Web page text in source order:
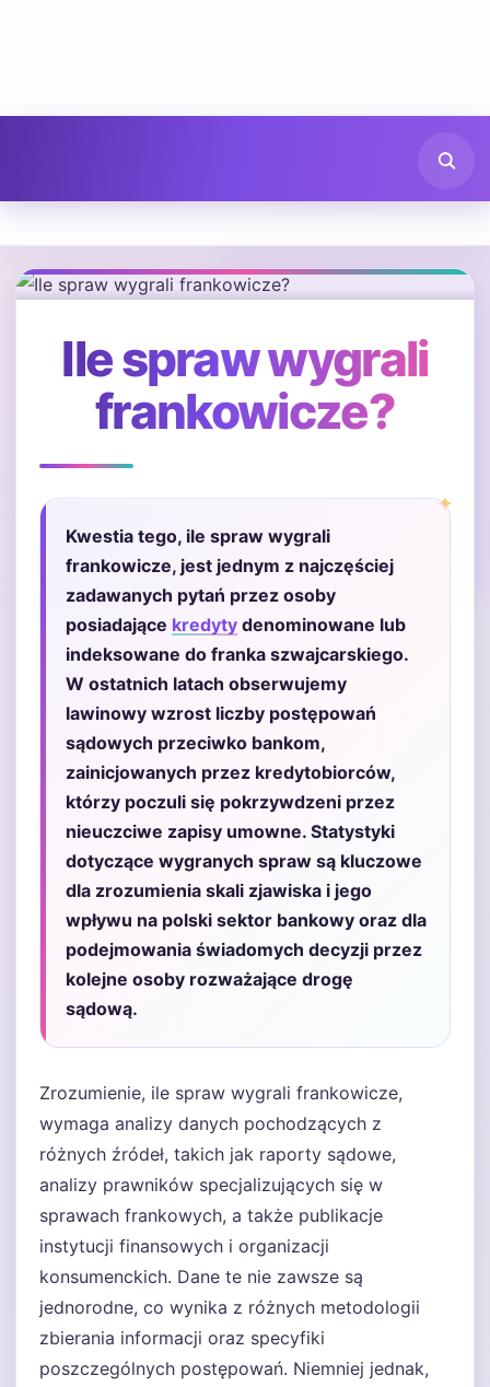
Ile spraw wygrali
frankowicze?
Kwestia tego, ile spraw wygrali
frankowicze, jest jednym z najczęściej
zadawanych pytań przez osoby
posiadające kredyty denominowane lub
indeksowane do franka szwajcarskiego.
W ostatnich latach obserwujemy
lawinowy wzrost liczby postępowań
sądowych przeciwko bankom,
zainicjowanych przez kredytobiorców,
którzy poczuli się pokrzywdzeni przez
nieuczciwe zapisy umowne. Statystyki
dotyczące wygranych spraw są kluczowe
dla zrozumienia skali zjawiska i jego
wpływu na polski sektor bankowy oraz dla
podejmowania świadomych decyzji przez
kolejne osoby rozważające drogę
sądową.
Zrozumienie, ile spraw wygrali frankowicze,
wymaga analizy danych pochodzących z
różnych źródeł, takich jak raporty sądowe,
analizy prawników specjalizujących się w
sprawach frankowych, a także publikacje
instytucji finansowych i organizacji
konsumenckich. Dane te nie zawsze są
jednorodne, co wynika z różnych metodologii
zbierania informacji oraz specyfiki
poszczególnych postępowań. Niemniej jednak,